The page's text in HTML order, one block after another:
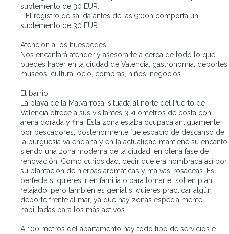
suplemento de 30 EUR.
- El registro de salida antes de las 9:00h comporta un
suplemento de 30 EUR.
Atención a los huéspedes:
Nos encantará atender y asesorarte a cerca de todo lo que
puedes hacer en la ciudad de Valencia: gastronomía, deportes,
museos, cultura, ocio, compras, niños, negocios…
El barrio:
La playa de la Malvarrosa, situada al norte del Puerto de
Valencia ofrece a sus visitantes 3 kilómetros de costa con
arena dorada y fina. Esta zona estaba ocupada antiguamente
por pescadores, posteriormente fue espacio de descanso de
la burguesía valenciana y en la actualidad mantiene su encanto
siendo una zona moderna de la ciudad, en plena fase de
renovación. Como curiosidad, decir que era nombrada así por
su plantación de hierbas aromáticas y malvas-rosáceas. Es
perfecta si quieres ir en familia o para tomar el sol en plan
relajado, pero también es genial si quieres practicar algún
deporte frente al mar, ya que hay zonas especialmente
habilitadas para los más activos.
A 100 metros del apartamento hay todo tipo de servicios e